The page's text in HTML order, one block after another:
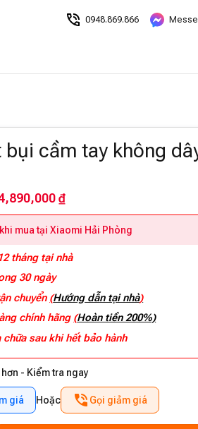
0948.869.866
bụi cầm tay không
₫
mua tại Xiaomi Hải Phòng
tháng tại nhà
30 ngày
chuyển (Hướng dẫn tại nhà)
chính hãng (Hoàn tiền 200%)
sau khi hết bảo hành
- Kiểm tra ngay
giá Hoặc Gọi giảm giá